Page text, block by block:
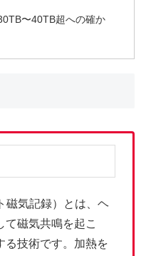
〜40TB超への確か
磁気記録）とは、ヘ
て磁気共鳴を起こ
る技術です。加熱を